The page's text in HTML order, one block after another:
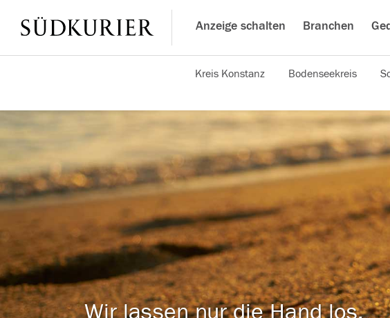
Anzeige schalten Branchen
Kreis Konstanz Bodenseekreis
Wir lassen nur die Hand los,